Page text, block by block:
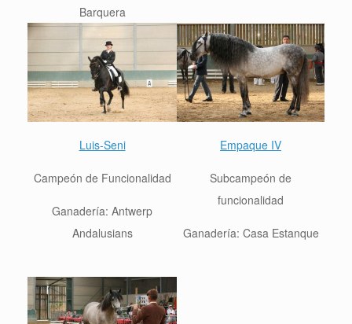
Barquera
Luis-Seni
Campeón de Funcionalidad
Ganadería: Antwerp
Andalusians
Empaque IV
Subcampeón de
funcionalidad
Ganadería: Casa Estanque